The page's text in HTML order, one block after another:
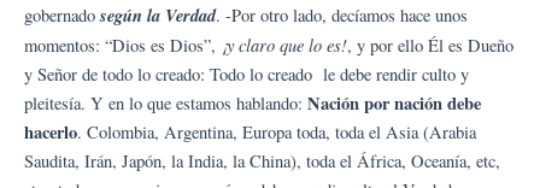
gobernado según la Verdad. -Por otro lado, decíamos hace unos
momentos: “Dios es Dios”, ¡y claro que lo es!, y por ello Él es Dueño
y Señor de todo lo creado: Todo lo creado le debe rendir culto y
pleitesía. Y en lo que estamos hablando: Nación por nación debe
hacerlo. Colombia, Argentina, Europa toda, toda el Asia (Arabia
Saudita, Irán, Japón, la India, la China), toda el África, Oceanía, etc,